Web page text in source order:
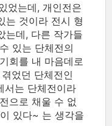
었는데, 개인전은
는 것이라 전시 형
는데, 다른 작가들
있는 단체전의
회를 내 마음데로
었던 단체전인
서는 단체전이라
으로 채울 수 없
있다~ 는 생각을